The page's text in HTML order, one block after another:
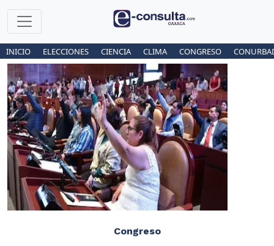
INICIO ELECCIONES CIENCIA CLIMA CONGRESO
Congreso